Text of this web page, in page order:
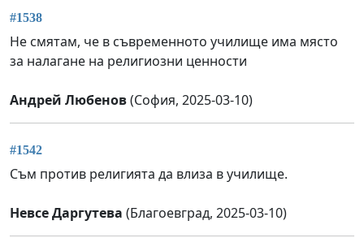
#1538
Не смятам, че в съвременното училище има място
за налагане на религиозни ценности
Андрей Любенов(София, 2025-03-10)
#1542
Съм против религията да влиза в училище.
Невсе Даргутева (Благоевград, 2025-03-10)